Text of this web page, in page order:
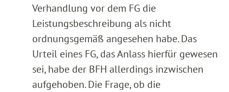
Verhandlung vor dem FG die
Leistungsbeschreibung als nicht
ordnungsgemäß angesehen habe. Das
Urteil eines FG, das Anlass hierfür gewesen
sei, habe der BFH allerdings inzwischen
aufgehoben. Die Frage, ob die